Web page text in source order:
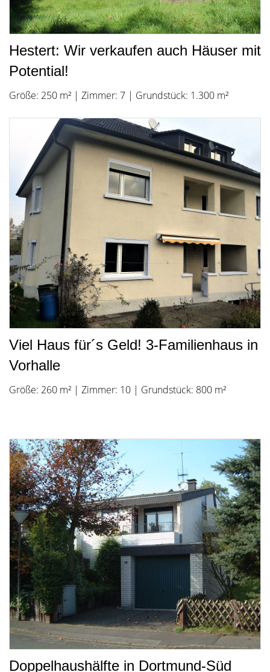
Hestert: Wir verkaufen auch Häuser mit
Potential!
Größe: 250 m² | Zimmer: 7 | Grundstück: 1.300 m²
Viel Haus für´s Geld! 3-Familienhaus in
Vorhalle
Größe: 260 m² | Zimmer: 10 | Grundstück: 800 m²
Doppelhaushälfte in Dortmund-Süd